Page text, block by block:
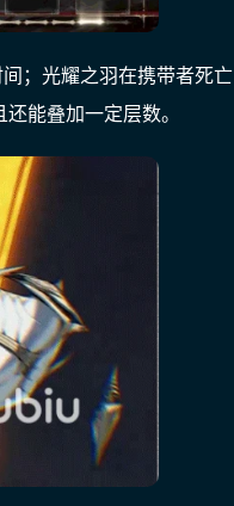
；光耀之羽在携带者死亡
能叠加一定层数。